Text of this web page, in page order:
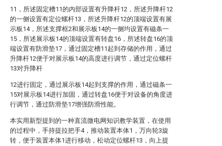
11，所述固定槽11的内部设置有升降杆12，所述升降杆12
的一侧设置有定位螺杆13，所述升降杆12的顶端设置有展
示板14，所述支撑框2和展示板14的一侧均设置有磁条一
15，所述展示板14的顶端设置有转盘16，所述转盘16的顶
端设置有防滑垫17，通过固定槽11起到存储的作用，通过
升降杆12便于对展示板14的高度进行调节，通过定位螺杆
13对升降杆
12进行固定，通过展示板14起到支撑的作用，通过磁条一
15对展示板14进行加固，通过转盘16便于对设备的角度进
行调节，通过防滑垫17增强防滑性能。
本实用新型提到的一种直流微电网知识教学装置，在使用
的过程中，手持提拉把手4，推动装置本体1，万向轮3旋
转，便于装置本体1进行移动，松动定位螺杆13，向上提